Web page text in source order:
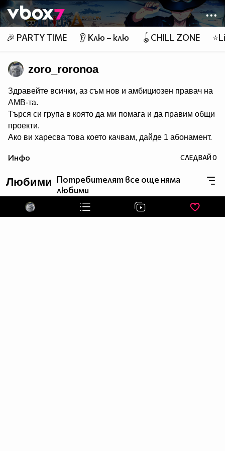
Member of
👾
🎉 PARTY TIME 👂 Клю – клю 🪀CHILL ZONE
zoro_roronoa
Здравейте всички, аз съм нов и амбициозен правач на
АМВ-та.
Търся си група в която да ми помага и да правим общи
проекти.
Ако ви харесва това което качвам, дайде 1 абонамент.
Инфо СЛЕДВАЙ0
Любими Потребителят все още няма
любими